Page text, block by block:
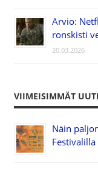
Arvio:
ronskisti
20.03.2026
VIIMEISIMMÄT
Näin
Festivalilla